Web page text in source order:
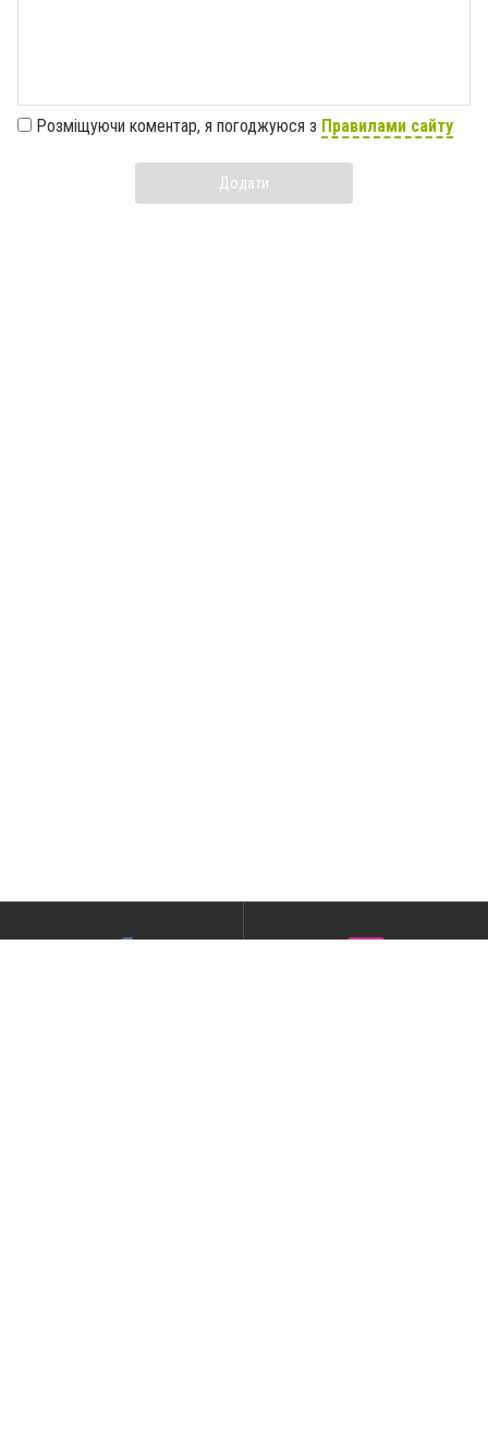
Розміщуючи коментар, я погоджуюся з Правилами сайту
Додати